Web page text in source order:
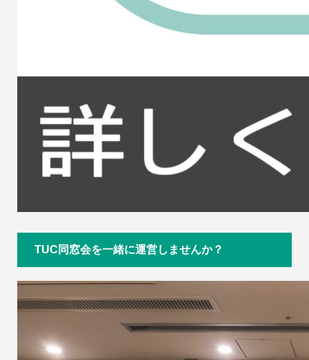
TUC同窓会を一緒に運営しませんか？